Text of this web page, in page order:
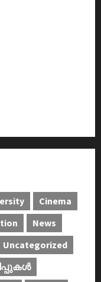
Cinema
News
Uncategorized